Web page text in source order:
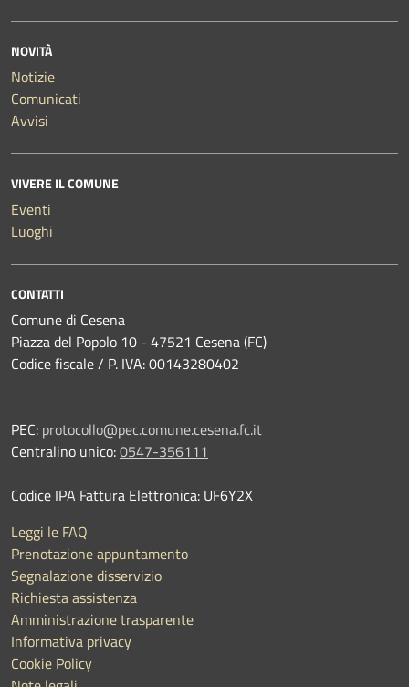
NOVITÀ
Notizie
Comunicati
Avvisi
VIVERE IL COMUNE
Eventi
Luoghi
CONTATTI
Comune di Cesena
Piazza del Popolo 10 - 47521 Cesena (FC)
Codice fiscale / P. IVA: 00143280402
PEC: protocollo@pec.comune.cesena.fc.it
Centralino unico:0547-356111
Codice IPA Fattura Elettronica: UF6Y2X
Leggi le FAQ
Prenotazione appuntamento
Segnalazione disservizio
Richiesta assistenza
Amministrazione trasparente
Informativa privacy
Cookie Policy